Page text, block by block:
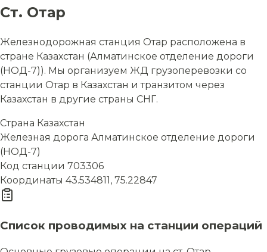
Ст. Отар
Железнодорожная станция Отар расположена в
стране Казахстан (Алматинское отделение дороги
(НОД-7)). Мы организуем ЖД грузоперевозки со
станции Отар в Казахстан и транзитом через
Казахстан в другие страны СНГ.
Страна Казахстан
Железная дорога Алматинское отделение дороги
(НОД-7)
Код станции 703306
Координаты 43.534811, 75.22847
Список проводимых на станции операций